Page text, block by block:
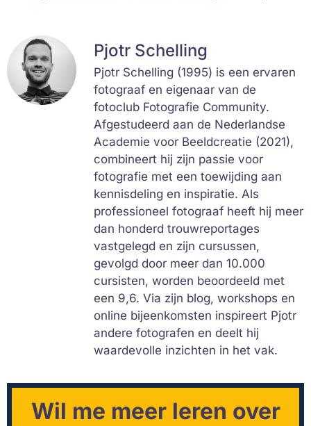
Pjotr Schelling
Pjotr Schelling (1995) is een ervaren
fotograaf en eigenaar van de
fotoclub Fotografie Community.
Afgestudeerd aan de Nederlandse
Academie voor Beeldcreatie (2021),
combineert hij zijn passie voor
fotografie met een toewijding aan
kennisdeling en inspiratie. Als
professioneel fotograaf heeft hij meer
dan honderd trouwreportages
vastgelegd en zijn cursussen,
gevolgd door meer dan 10.000
cursisten, worden beoordeeld met
een 9,6. Via zijn blog, workshops en
online bijeenkomsten inspireert Pjotr
andere fotografen en deelt hij
waardevolle inzichten in het vak.
Wil me meer leren over